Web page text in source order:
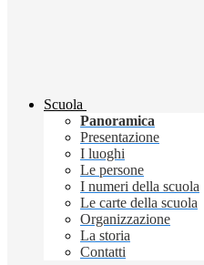
Scuola
Panoramica
Presentazione
I luoghi
Le persone
I numeri della scuola
Le carte della scuola
Organizzazione
La storia
Contatti